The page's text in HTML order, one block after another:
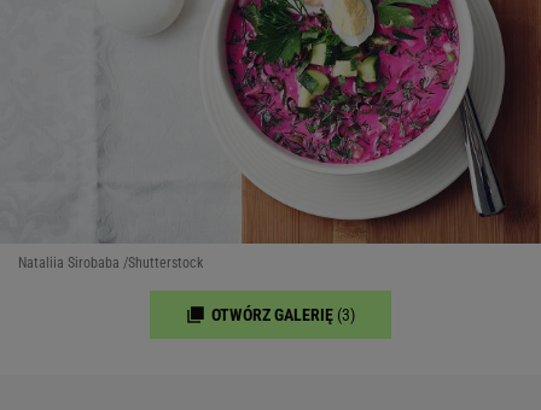
Nataliia Sirobaba /Shutterstock
OTWÓRZ GALERIĘ (3)